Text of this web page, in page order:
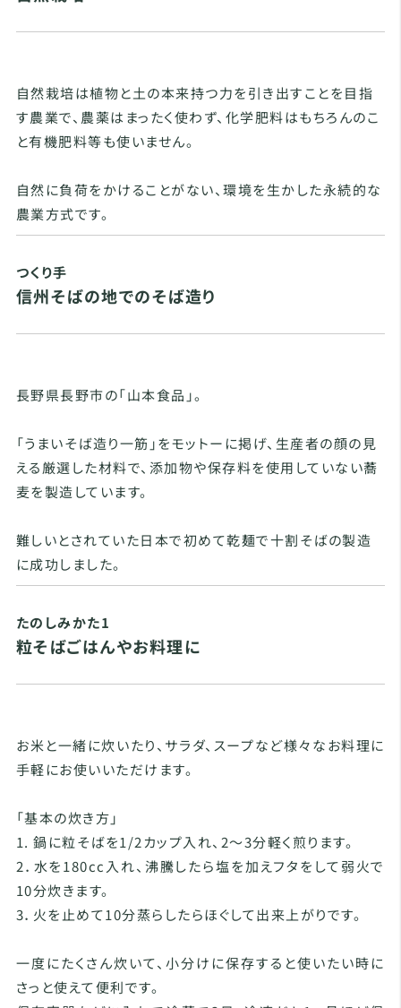
自然栽培は植物と土の本来持つ力を引き出すことを目指
す農業で、農薬はまったく使わず、化学肥料はもちろんのこ
と有機肥料等も使いません。
自然に負荷をかけることがない、環境を生かした永続的な
農業方式です。
つくり手
信州そばの地でのそば造り
長野県長野市の「山本食品」。
「うまいそば造り一筋」をモットーに掲げ、生産者の顔の見
える厳選した材料で、添加物や保存料を使用していない蕎
麦を製造しています。
難しいとされていた日本で初めて乾麺で十割そばの製造
に成功しました。
たのしみかた1
粒そばごはんやお料理に
お米と一緒に炊いたり、サラダ、スープなど様々なお料理に
手軽にお使いいただけます。
「基本の炊き方」
1. 鍋に粒そばを1/2カップ入れ、2～3分軽く煎ります。
2．水を180cc入れ、沸騰したら塩を加えフタをして弱火で
10分炊きます。
3．火を止めて10分蒸らしたらほぐして出来上がりです。
一度にたくさん炊いて、小分けに保存すると使いたい時に
さっと使えて便利です。